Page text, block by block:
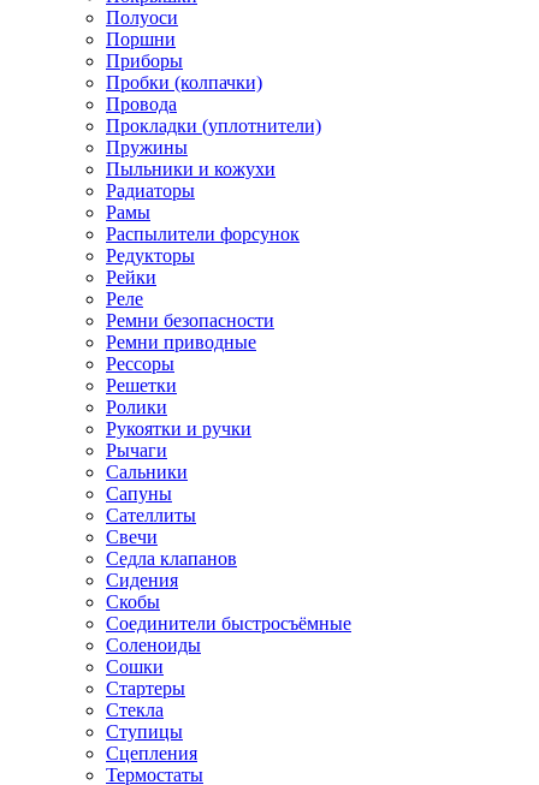
Полуоси
Поршни
Приборы
Пробки (колпачки)
Провода
Прокладки (уплотнители)
Пружины
Пыльники и кожухи
Радиаторы
Рамы
Распылители форсунок
Редукторы
Рейки
Реле
Ремни безопасности
Ремни приводные
Рессоры
Решетки
Ролики
Рукоятки и ручки
Рычаги
Сальники
Сапуны
Сателлиты
Свечи
Седла клапанов
Сидения
Скобы
Соединители быстросъёмные
Соленоиды
Сошки
Стартеры
Стекла
Ступицы
Сцепления
Термостаты